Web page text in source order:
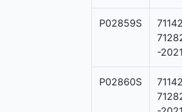
P02859S
-2021
P02860S